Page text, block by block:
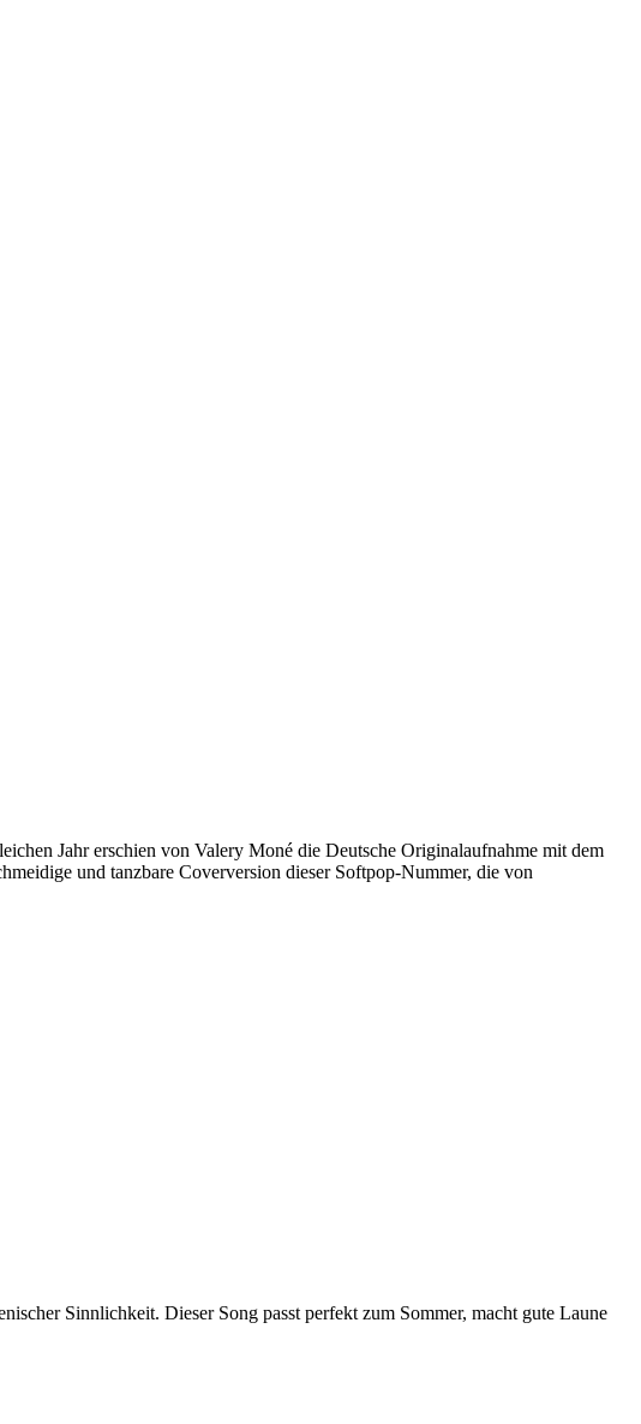
Jahr erschien von Valery Moné die Deutsche Originalaufnahme mit dem
und tanzbare Coverversion dieser Softpop-Nummer, die von
Sinnlichkeit. Dieser Song passt perfekt zum Sommer, macht gute Laune